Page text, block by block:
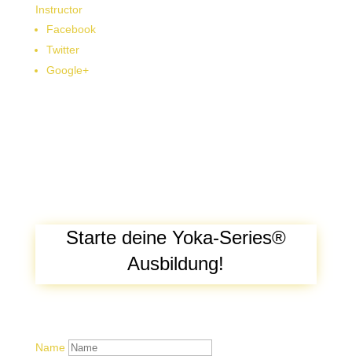
Instructor
Facebook
Twitter
Google+
Starte deine Yoka-Series®
Ausbildung!
Name